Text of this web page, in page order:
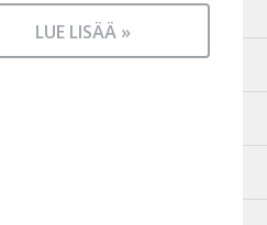
LUE LISÄÄ »